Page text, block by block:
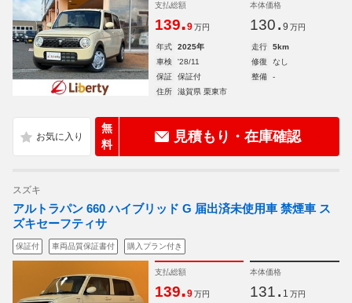
支払総額
139.9 万円
本体価格
130. 9 万円
年式 2025年 走行
5km
車検
'28/11 修復
なし
保証
保証付 整備
-
住所
滋賀県 栗東市
無
料
見積もり・在庫確認
スズキ
アルトラパン 660 ハイブリッド G 届出済未使用車 禁煙車 ス
ズキセーフティサ
保証付 車両品質保証書付 購入プラン付き
支払総額
139.9 万円
本体価格
131. 1 万円